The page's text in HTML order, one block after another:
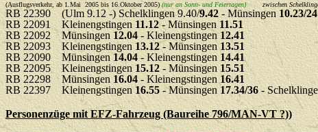
(Ausflugsverkehr, ab 1.Mai 2005 bis 16.Oktober 2005) (nur an Sonn- und Feiertagen) zwischen
RB 22390 (Ulm 9.12 -) Schelklingen 9.40/9.42- Münsingen 10.23/24
RB 22091 Kleinengstingen 11.12- Münsingen11.51
RB 22092 Münsingen12.04- Kleinengstingen12.41
RB 22093 Kleinengstingen 13.12- Münsingen13.51
RB 22090 Münsingen14.04- Kleinengstingen 14.41
RB 22095 Kleinengstingen15.12 - Münsingen15.51
RB 22298 Münsingen16.04- Kleinengstingen 16.41
RB 22397 Kleinengstingen 16.55 - Münsingen17.34/36 -
Personenzüge mit EFZ-Fahrzeug (Baureihe 796/MAN-VT ?))